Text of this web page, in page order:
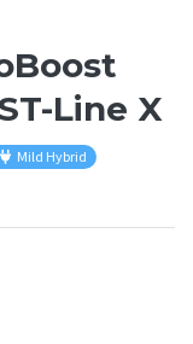
Line X
Mild Hybrid